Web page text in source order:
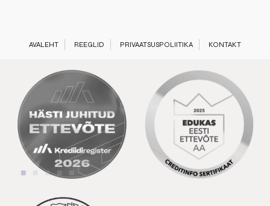
AVALEHT REEGLID PRIVAATSUSPOLIITIKA KONTAKT